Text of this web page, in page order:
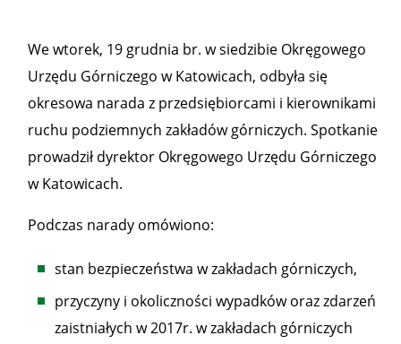
We wtorek, 19 grudnia br. w siedzibie Okręgowego
Urzędu Górniczego w Katowicach, odbyła się
okresowa narada z przedsiębiorcami i kierownikami
ruchu podziemnych zakładów górniczych. Spotkanie
prowadził dyrektor Okręgowego Urzędu Górniczego
w Katowicach.
Podczas narady omówiono:
stan bezpieczeństwa w zakładach górniczych,
przyczyny i okoliczności wypadków oraz zdarzeń
zaistniałych w 2017r. w zakładach górniczych